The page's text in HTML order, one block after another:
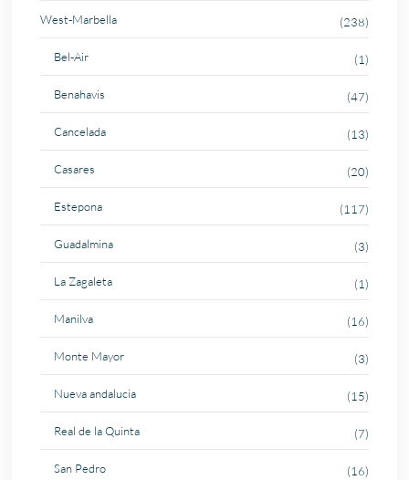
West-Marbella (238)
Bel-Air (1)
Benahavis (47)
Cancelada (13)
Casares (20)
Estepona (117)
Guadalmina (3)
La Zagaleta (1)
Manilva (16)
Monte Mayor (3)
Nueva andalucia (15)
Real de la Quinta (7)
San Pedro (16)